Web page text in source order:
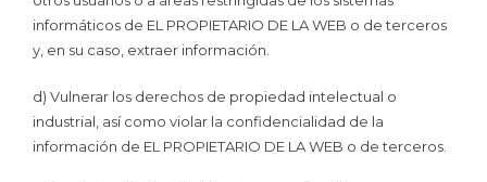
informáticos de EL PROPIETARIO DE LA WEB o de terceros
y, en su caso, extraer información.
d) Vulnerar los derechos de propiedad intelectual o
industrial, así como violar la confidencialidad de la
información de EL PROPIETARIO DE LA WEB o de terceros.